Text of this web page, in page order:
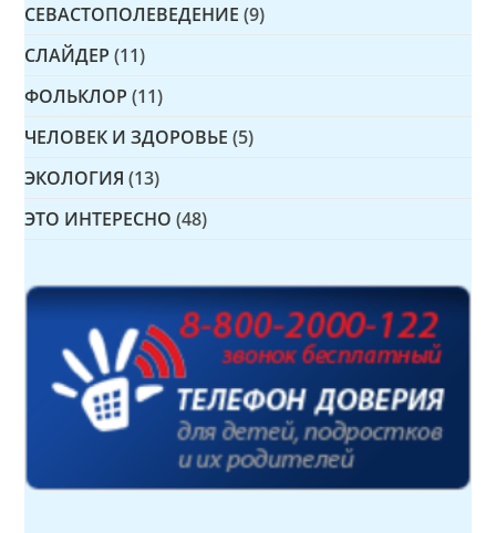
СЕВАСТОПОЛЕВЕДЕНИЕ (9)
СЛАЙДЕР (11)
ФОЛЬКЛОР (11)
ЧЕЛОВЕК И ЗДОРОВЬЕ (5)
ЭКОЛОГИЯ (13)
ЭТО ИНТЕРЕСНО (48)